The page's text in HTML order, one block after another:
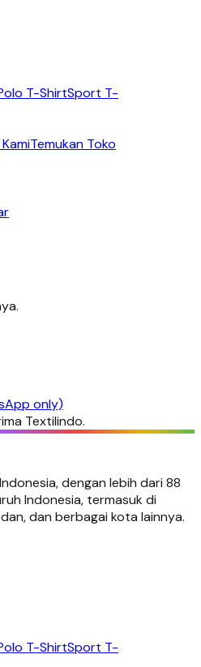
T-ShirtSport T-
Temukan Toko
only)
Textilindo.
dengan lebih dari 88
Indonesia, termasuk di
dan berbagai kota lainnya.
T-ShirtSport T-